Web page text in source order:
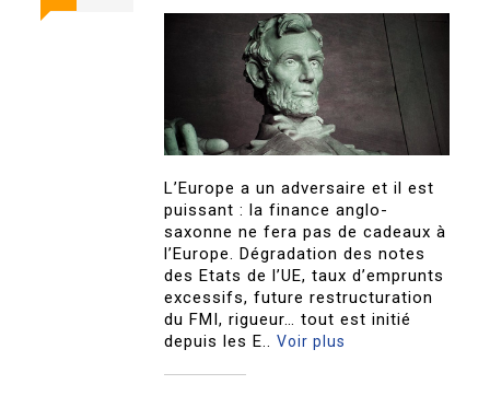
L’Europe a un adversaire et il est
puissant : la finance anglo-
saxonne ne fera pas de cadeaux à
l’Europe. Dégradation des notes
des Etats de l’UE, taux d’emprunts
excessifs, future restructuration
du FMI, rigueur… tout est initié
depuis les E..Voir plus